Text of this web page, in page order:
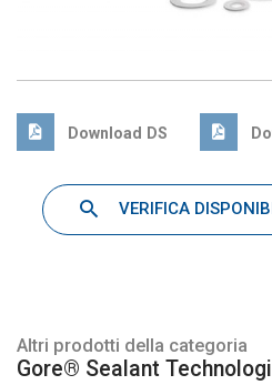
Download DS
VERIFICA
Altri prodotti della categoria
Gore® Sealant